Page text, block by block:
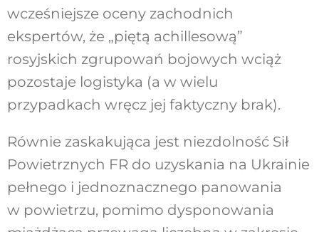
wcześniejsze oceny zachodnich
ekspertów, że „piętą achillesową”
rosyjskich zgrupowań bojowych wciąż
pozostaje logistyka (a w wielu
przypadkach wręcz jej faktyczny brak).
Równie zaskakująca jest niezdolność Sił
Powietrznych FR do uzyskania na Ukrainie
pełnego i jednoznacznego panowania
w powietrzu, pomimo dysponowania